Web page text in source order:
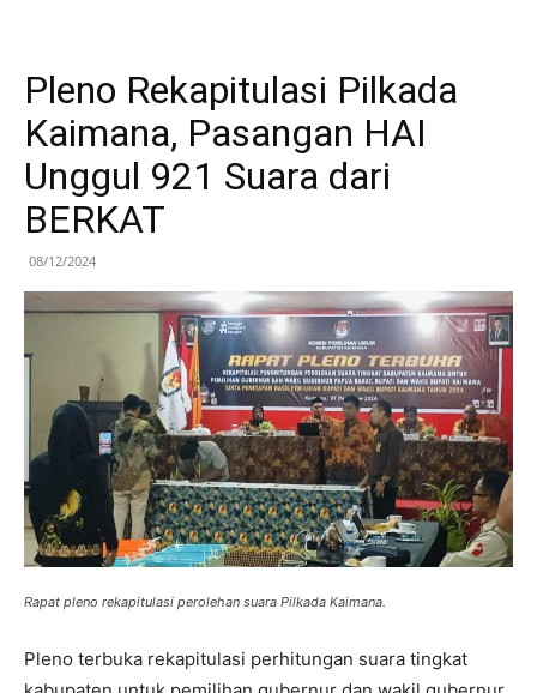
Pleno Rekapitulasi Pilkada
Kaimana, Pasangan HAI
Unggul 921 Suara dari
BERKAT
08/12/2024
Rapat pleno rekapitulasi perolehan suara Pilkada Kaimana.
Pleno terbuka rekapitulasi perhitungan suara tingkat